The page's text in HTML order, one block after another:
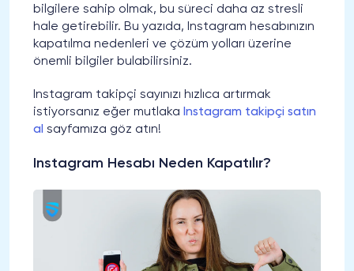
bilgilere sahip olmak, bu süreci daha az stresli
hale getirebilir. Bu yazıda, Instagram hesabınızın
kapatılma nedenleri ve çözüm yolları üzerine
önemli bilgiler bulabilirsiniz.
Instagram takipçi sayınızı hızlıca artırmak
istiyorsanız eğer mutlaka Instagram takipçi satın
al sayfamıza göz atın!
Instagram Hesabı Neden Kapatılır?